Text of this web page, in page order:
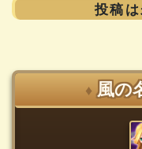
投稿は
♦ 風の